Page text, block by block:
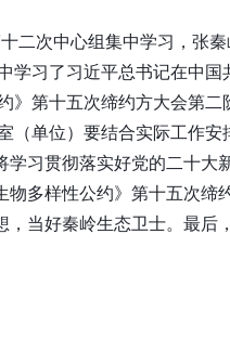
次中心组集中学习，张
习了习近平总书记在中
第十五次缔约方大会第
单位）要结合实际工作
习贯彻落实好党的二十大
多样性公约》第十五次缔
当好秦岭生态卫士。最后